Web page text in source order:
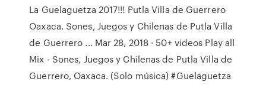
La Guelaguetza 2017!!! Putla Villa de Guerrero
Oaxaca. Sones, Juegos y Chilenas de Putla Villa
de Guerrero ... Mar 28, 2018 · 50+ videos Play all
Mix - Sones, Juegos y Chilenas de Putla Villa de
Guerrero, Oaxaca. (Solo música) #Guelaguetza